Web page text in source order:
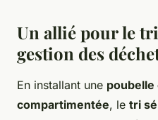
Un allié pour le
gestion des
En installant une poubelle
compartimentée, le tri